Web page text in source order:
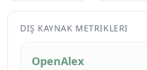
DIŞ KAYNAK METRIKLERI
OpenAlex